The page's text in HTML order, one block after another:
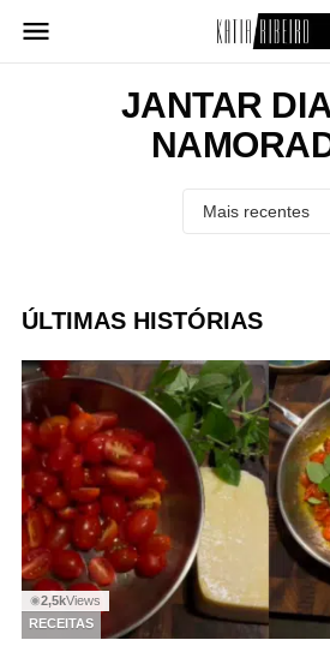
para
JANTAR
ÚLTIMAS HISTÓRIAS
◉2,5kViews
RECEITAS